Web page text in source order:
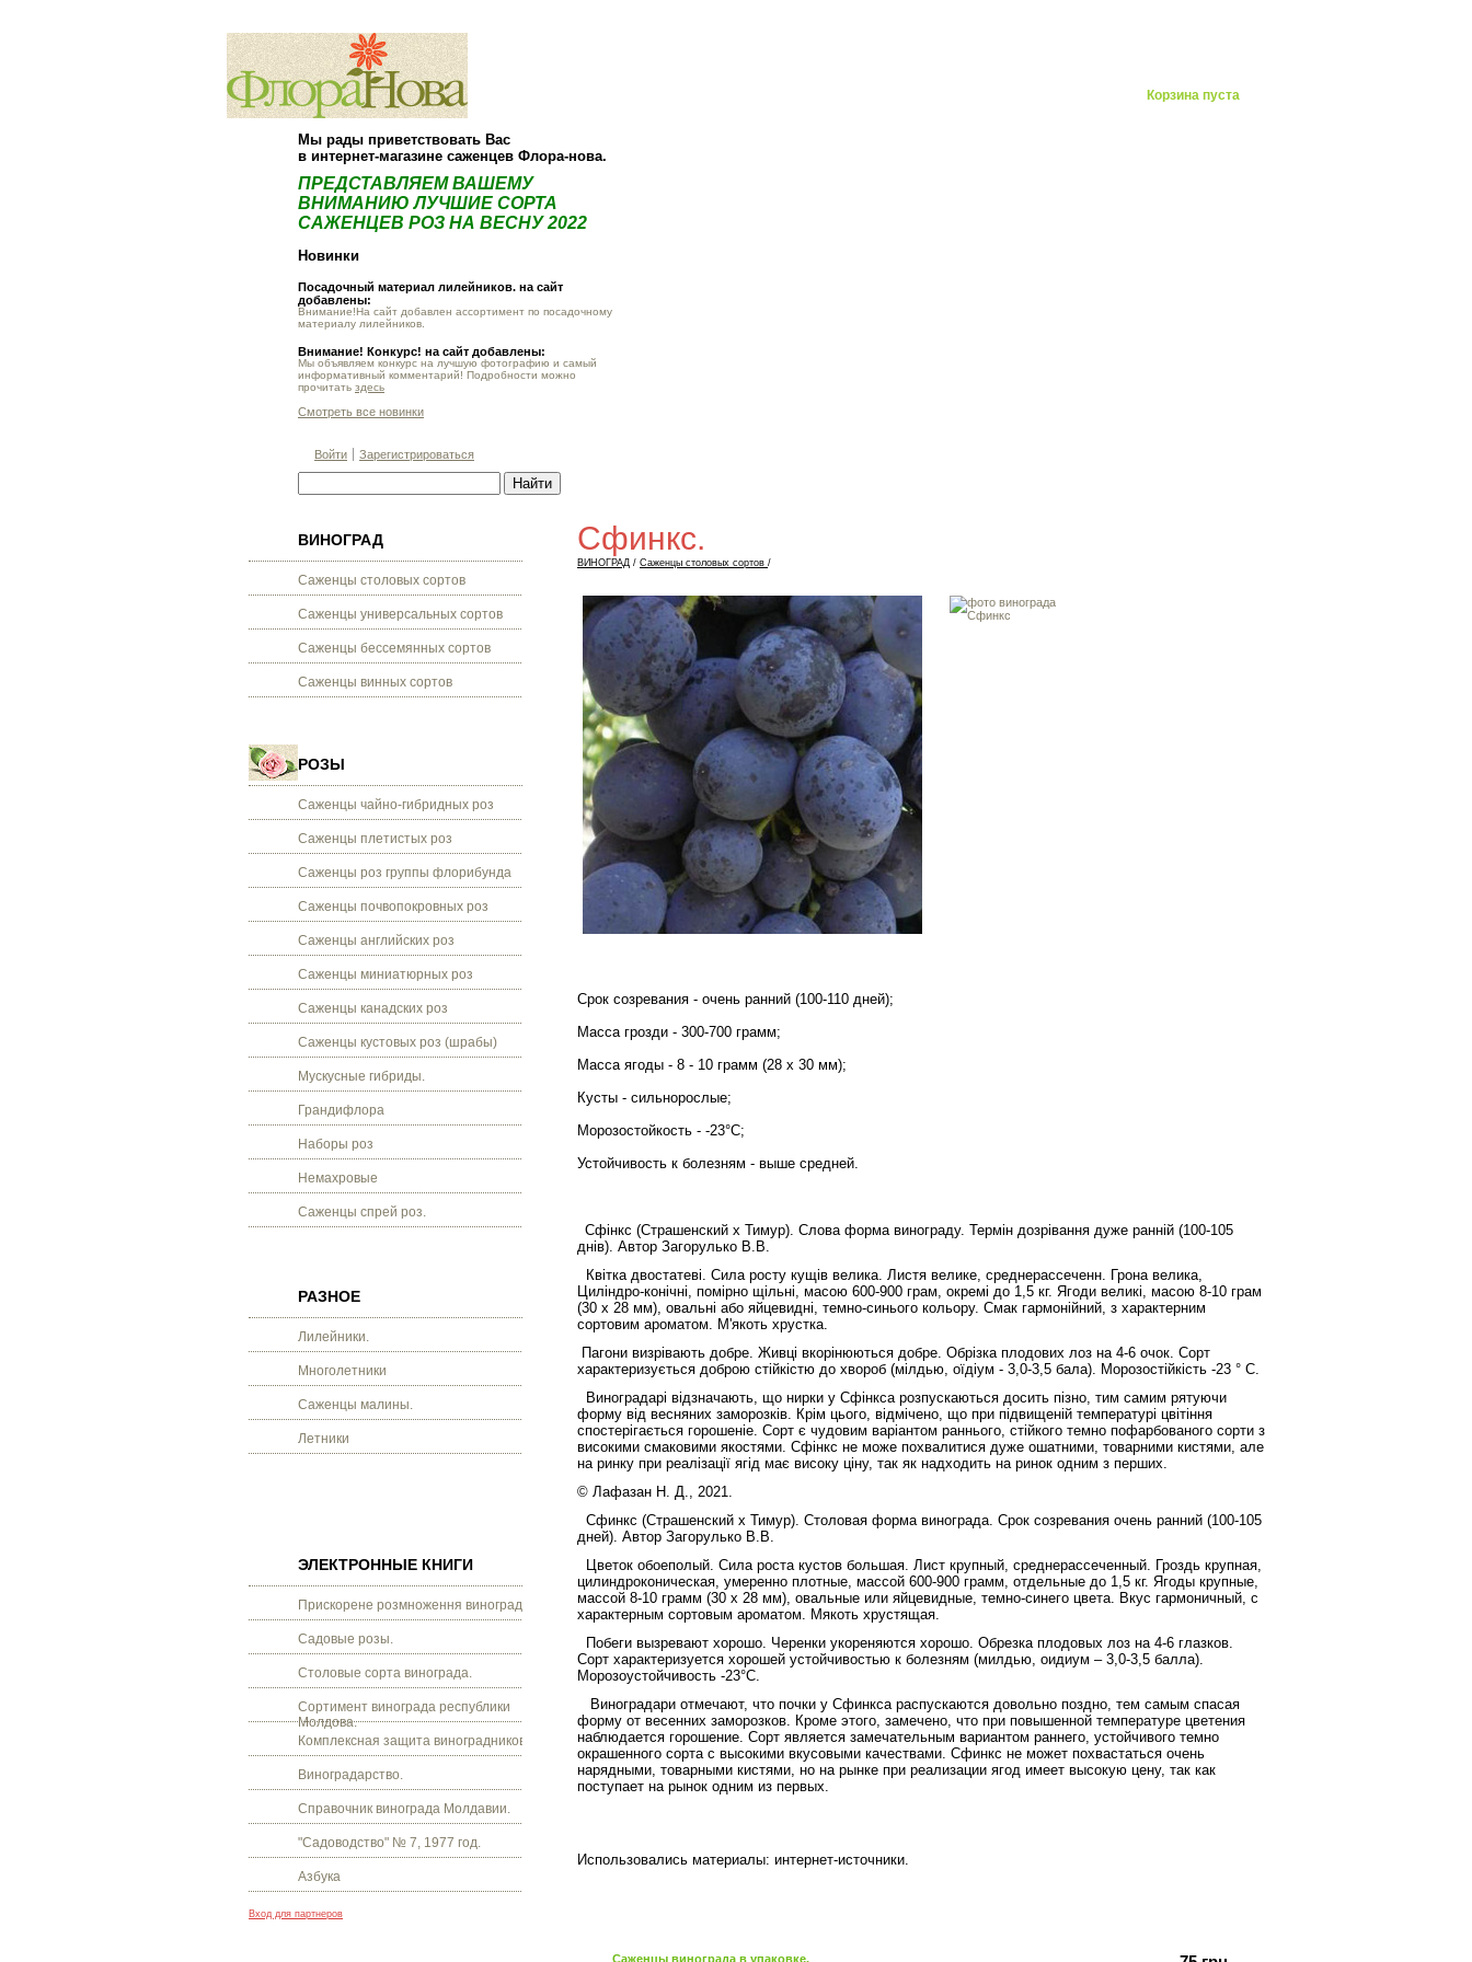
Корзина пуста
Мы рады приветствовать Вас
в интернет-магазине саженцев Флора-нова.
ПРЕДСТАВЛЯЕМ ВАШЕМУ
ВНИМАНИЮ ЛУЧШИЕ СОРТА
САЖЕНЦЕВ РОЗ НА ВЕСНУ 2022
Новинки
Посадочный материал лилейников. на сайт
добавлены:
Внимание!На сайт добавлен ассортимент по посадочному
материалу лилейников.
Внимание! Конкурс! на сайт добавлены:
Мы объявляем конкурс на лучшую фотографию и самый
информативный комментарий! Подробности можно
прочитать здесь
Смотреть все новинки
Войти Зарегистрироваться
ВИНОГРАД
Саженцы столовых сортов
Саженцы универсальных сортов
Саженцы бессемянных сортов
Саженцы винных сортов
РОЗЫ
Саженцы чайно-гибридных роз
Саженцы плетистых роз
Саженцы роз группы флорибунда
Саженцы почвопокровных роз
Саженцы английских роз
Саженцы миниатюрных роз
Саженцы канадских роз
Саженцы кустовых роз (шрабы)
Мускусные гибриды.
Грандифлора
Наборы роз
Немахровые
Саженцы спрей роз.
РАЗНОЕ
Лилейники.
Многолетники
Саженцы малины.
Летники
ЭЛЕКТРОННЫЕ КНИГИ
Прискорене розмноження винограду.
Садовые розы.
Столовые сорта винограда.
Сортимент винограда республики
Молдова.
Комплексная защита виноградников.
Виноградарство.
Справочник винограда Молдавии.
"Садоводство" № 7, 1977 год.
Азбука
Вход для партнеров
Сфинкс.
ВИНОГРАД / Саженцы столовых сортов /
Срок созревания - очень ранний (100-110 дней);
Масса грозди - 300-700 грамм;
Масса ягоды - 8 - 10 грамм (28 х 30 мм);
Кусты - сильнорослые;
Морозостойкость - -23°С;
Устойчивость к болезням - выше средней.
Сфінкс (Страшенский х Тимур). Слова форма винограду. Термін дозрівання дуже ранній (100-105
днів). Автор Загорулько В.В.
Квітка двостатеві. Сила росту кущів велика. Листя велике, среднерассеченн. Грона велика,
Циліндро-конічні, помірно щільні, масою 600-900 грам, окремі до 1,5 кг. Ягоди великі, масою 8-10 грам
(30 х 28 мм), овальні або яйцевидні, темно-синього кольору. Смак гармонійний, з характерним
сортовим ароматом. М'якоть хрустка.
Пагони визрівають добре. Живці вкорінюються добре. Обрізка плодових лоз на 4-6 очок. Сорт
характеризується доброю стійкістю до хвороб (мілдью, оїдіум - 3,0-3,5 бала). Морозостійкість -23 ° С.
Виноградарі відзначають, що нирки у Сфінкса розпускаються досить пізно, тим самим рятуючи
форму від весняних заморозків. Крім цього, відмічено, що при підвищеній температурі цвітіння
спостерігається горошеніе. Сорт є чудовим варіантом раннього, стійкого темно пофарбованого сорти з
високими смаковими якостями. Сфінкс не може похвалитися дуже ошатними, товарними кистями, але
на ринку при реалізації ягід має високу ціну, так як надходить на ринок одним з перших.
© Лафазан Н. Д., 2021.
Сфинкс (Страшенский х Тимур). Столовая форма винограда. Срок созревания очень ранний (100-105
дней). Автор Загорулько В.В.
Цветок обоеполый. Сила роста кустов большая. Лист крупный, среднерассеченный. Гроздь крупная,
цилиндроконическая, умеренно плотные, массой 600-900 грамм, отдельные до 1,5 кг. Ягоды крупные,
массой 8-10 грамм (30 х 28 мм), овальные или яйцевидные, темно-синего цвета. Вкус гармоничный, с
характерным сортовым ароматом. Мякоть хрустящая.
Побеги вызревают хорошо. Черенки укореняются хорошо. Обрезка плодовых лоз на 4-6 глазков.
Сорт характеризуется хорошей устойчивостью к болезням (милдью, оидиум – 3,0-3,5 балла).
Морозоустойчивость -23°С.
Виноградари отмечают, что почки у Сфинкса распускаются довольно поздно, тем самым спасая
форму от весенних заморозков. Кроме этого, замечено, что при повышенной температуре цветения
наблюдается горошение. Сорт является замечательным вариантом раннего, устойчивого темно
окрашенного сорта с высокими вкусовыми качествами. Сфинкс не может похвастаться очень
нарядными, товарными кистями, но на рынке при реализации ягод имеет высокую цену, так как
поступает на рынок одним из первых.
Использовались материалы: интернет-источники.
Саженцы винограда в упаковке.